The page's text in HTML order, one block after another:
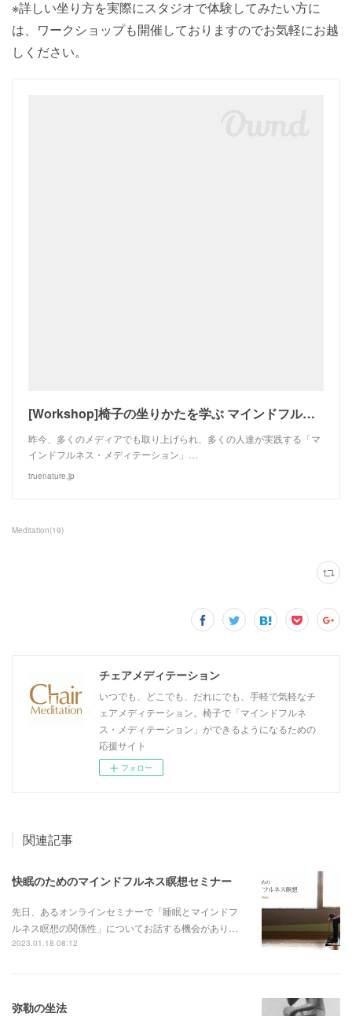
※詳しい坐り方を実際にスタジオで体験してみたい方に
は、ワークショップも開催しておりますのでお気軽にお越
しください。
[Workshop]椅子の坐りかたを学ぶ マインドフルネス・メディテーション | True Nature Meditation
昨今、多くのメディアでも取り上げられ、多くの人達が実践する「マ
インドフルネス・メディテーション」…
truenature.jp
Meditation(19)
チェアメディテーション
いつでも、どこでも、だれにでも、手軽で気軽なチ
ェアメディテーション。椅子で「マインドフルネ
ス・メディテーション」ができるようになるための
応援サイト
フォロー
関連記事
快眠のためのマインドフルネス瞑想セミナー
先日、あるオンラインセミナーで「睡眠とマインドフ
ルネス瞑想の関係性」についてお話する機会があり…
2023.01.18 08:12
弥勒の坐法